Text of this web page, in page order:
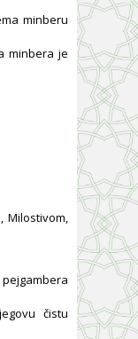
minberu
minbera je
Milostivom,
čistu